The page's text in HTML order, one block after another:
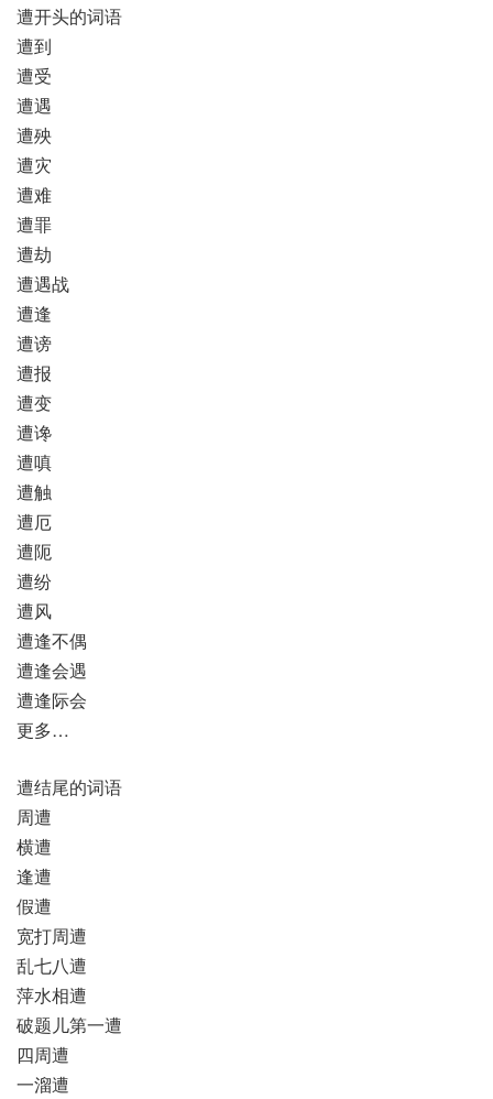
遭开头的词语
遭到
遭受
遭遇
遭殃
遭灾
遭难
遭罪
遭劫
遭遇战
遭逢
遭谤
遭报
遭变
遭谗
遭嗔
遭触
遭厄
遭阨
遭纷
遭风
遭逢不偶
遭逢会遇
遭逢际会
更多…
遭结尾的词语
周遭
横遭
逢遭
假遭
宽打周遭
乱七八遭
萍水相遭
破题儿第一遭
四周遭
一溜遭